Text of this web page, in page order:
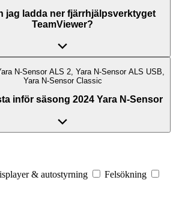
jag ladda ner fjärrhjälpsverktyget
TeamViewer?
N-Sensor ALS 2, Yara N-Sensor ALS USB,
Yara N-Sensor Classic
inför säsong 2024 Yara N-Sensor
& autostyrning
Felsökning